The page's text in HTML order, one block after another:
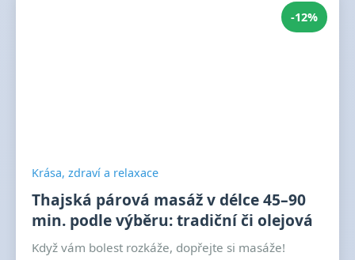
-12%
Krása, zdraví a relaxace
Thajská párová masáž v délce 45–90
min. podle výběru: tradiční či olejová
Když vám bolest rozkáže, dopřejte si masáže!